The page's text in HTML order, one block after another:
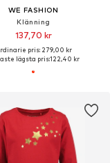
WE FASHION
Klänning
137,70 kr
pris: 279,00 kr
lägsta pris:122,40 kr